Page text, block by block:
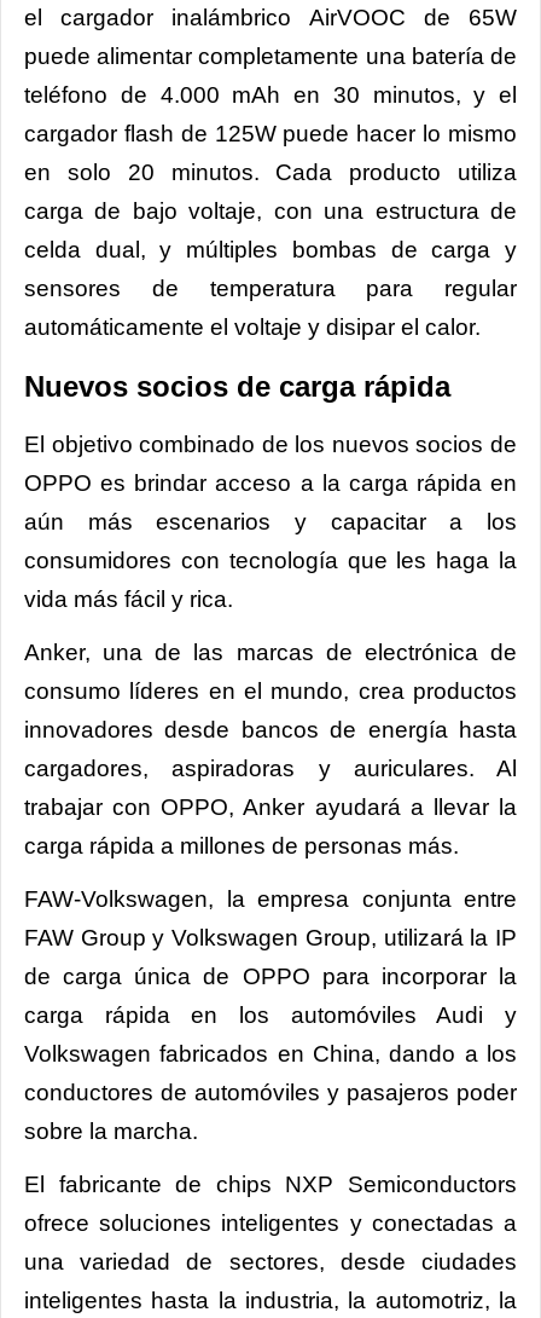
el cargador inalámbrico AirVOOC de 65W
puede alimentar completamente una batería de
teléfono de 4.000 mAh en 30 minutos, y el
cargador flash de 125W puede hacer lo mismo
en solo 20 minutos. Cada producto utiliza
carga de bajo voltaje, con una estructura de
celda dual, y múltiples bombas de carga y
sensores de temperatura para regular
automáticamente el voltaje y disipar el calor.
Nuevos socios de carga rápida
El objetivo combinado de los nuevos socios de
OPPO es brindar acceso a la carga rápida en
aún más escenarios y capacitar a los
consumidores con tecnología que les haga la
vida más fácil y rica.
Anker, una de las marcas de electrónica de
consumo líderes en el mundo, crea productos
innovadores desde bancos de energía hasta
cargadores, aspiradoras y auriculares. Al
trabajar con OPPO, Anker ayudará a llevar la
carga rápida a millones de personas más.
FAW-Volkswagen, la empresa conjunta entre
FAW Group y Volkswagen Group, utilizará la IP
de carga única de OPPO para incorporar la
carga rápida en los automóviles Audi y
Volkswagen fabricados en China, dando a los
conductores de automóviles y pasajeros poder
sobre la marcha.
El fabricante de chips NXP Semiconductors
ofrece soluciones inteligentes y conectadas a
una variedad de sectores, desde ciudades
inteligentes hasta la industria, la automotriz, la